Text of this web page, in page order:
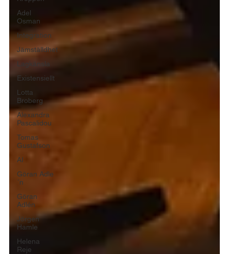
Adel
Osman
Integration
Jämställdhet
Lagkänsla
Existensiellt
Lotta
Broberg
Alexandra
Pascalidou
Tomas
Gustafson
AI
Göran Adle
´n
Göran
Adlén
Jörgen
Hamle
Helena
Reje